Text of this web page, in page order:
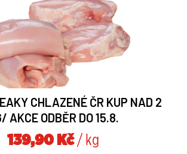
CHLAZENÉ ČR KUP NAD 2
AKCE ODBĚR DO 15.8.
139,90 Kč/ kg